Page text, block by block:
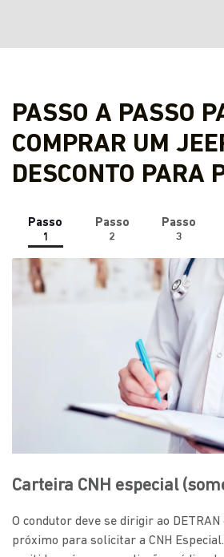
PASSO A PASSO
COMPRAR UM
DESCONTO PARA
Passo
1
Passo
2
Passo
3
Carteira CNH especial
O condutor deve se dirigir ao DETRAN
próximo para solicitar a CNH